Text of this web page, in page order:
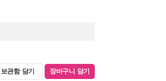
보관함 담기 장바구니 담기